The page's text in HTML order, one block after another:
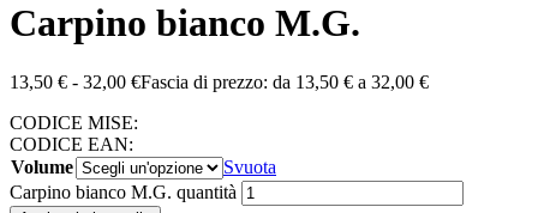
Carpino bianco M.G.
13,50 € - 32,00 €Fascia di prezzo: da 13,50 € a 32,00 €
CODICE MISE:
CODICE EAN:
Volume
Svuota
Carpino bianco M.G. quantità